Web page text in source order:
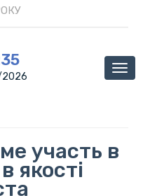
участь в
якості